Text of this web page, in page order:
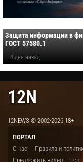
Защита информации в
ГОСТ 57580.1
4 дня назад
12N
12NEWS © 2002-2026 18+
ПОРТАЛ
О нас
Правила и
Предложить видео
Топ